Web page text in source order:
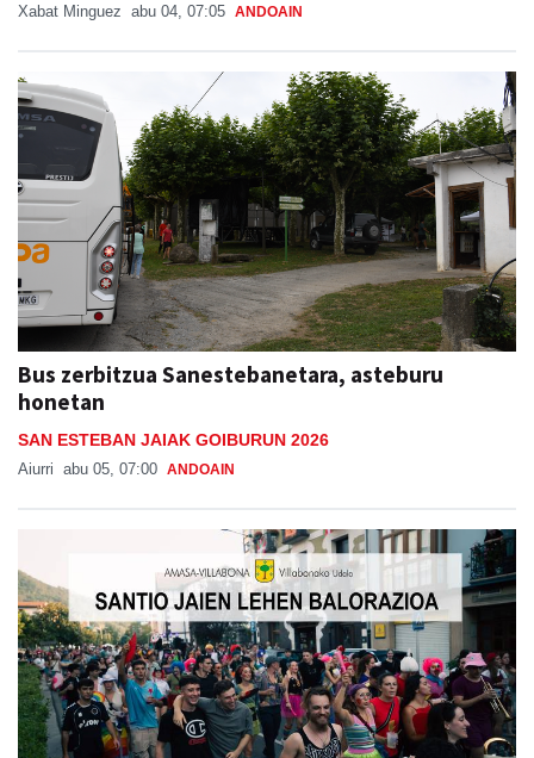
Xabat Minguez abu 04, 07:05 ANDOAIN
Bus zerbitzua Sanestebanetara, asteburu
honetan
SAN ESTEBAN JAIAK GOIBURUN 2026
Aiurri abu 05, 07:00 ANDOAIN